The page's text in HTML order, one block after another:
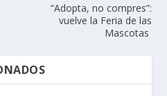
“Adopta, no compres”:
vuelve la Feria de las
Mascotas